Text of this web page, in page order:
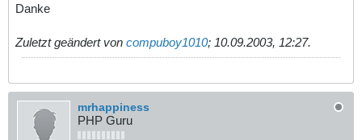
Danke
Zuletzt geändert von compuboy1010; 10.09.2003, 12:27.
mrhappiness
PHP Guru